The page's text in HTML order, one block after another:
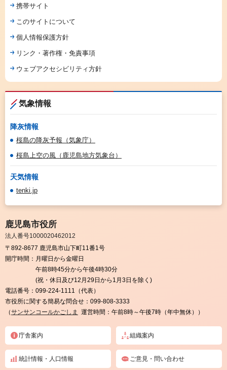
携帯サイト
このサイトについて
個人情報保護方針
リンク・著作権・免責事項
ウェブアクセシビリティ方針
気象情報
降灰情報
桜島の降灰予報（気象庁）
桜島上空の風（鹿児島地方気象台）
天気情報
tenki.jp
鹿児島市役所
法人番号1000020462012
〒892-8677 鹿児島市山下町11番1号
開庁時間： 月曜日から金曜日
午前8時45分から午後4時30分
(祝・休日及び12月29日から1月3日を除く)
電話番号： 099-224-1111（代表）
市役所に関する簡易な問合せ： 099-808-3333
（サンサンコールかごしま 運営時間：午前8時～午後7時（年中無休））
庁舎案内 組織案内
統計情報・人口情報 ご意見・問い合わせ